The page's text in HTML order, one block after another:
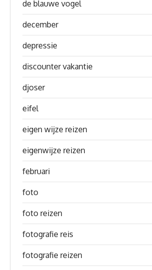
de blauwe vogel
december
depressie
discounter vakantie
djoser
eifel
eigen wijze reizen
eigenwijze reizen
februari
foto
foto reizen
fotografie reis
fotografie reizen